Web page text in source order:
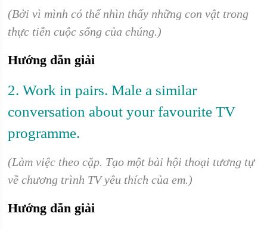
(Bởi vì mình có thể nhìn thấy những con vật trong
thực tiễn cuộc sống của chúng.)
Hướng dẫn giải
2. Work in pairs. Male a similar
conversation about your favourite TV
programme.
(Làm việc theo cặp. Tạo một bài hội thoại tương tự
về chương trình TV yêu thích của em.)
Hướng dẫn giải